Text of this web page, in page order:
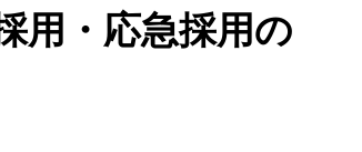
用・応急採用の